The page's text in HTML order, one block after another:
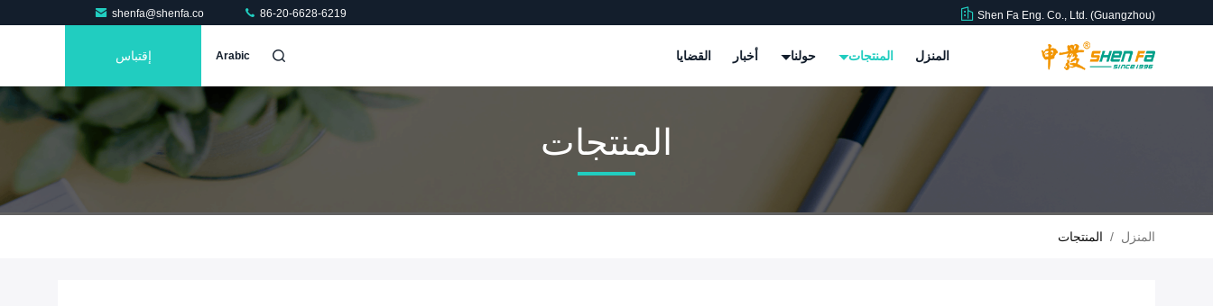
Shen Fa Eng. Co., Ltd. (Guangzhou)
shenfa@shenfa.co 86-20-6628-6219
المنزل المنتجات حولنا أخبار القضايا Arabic إقتباس
المنتجات
المنزل / المنتجات